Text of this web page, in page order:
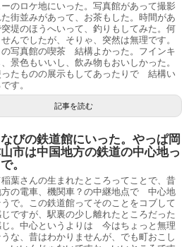
のロケ地にいった。写真館があって撮影
街並みがあって、お茶もした。時間があ
突堤のほうへいって、釣りもしてみた。何
んでしたが、そりゃ、突然は無理です。
の写真館の喫茶 結構よかった。フインキ
景色もいいし、飲み物もおいしかった。
ったものの展示もしてあったりで 結構い
す。
記事を読む
びの鉄道館にいった。やっぱ岡
市は中国地方の鉄道の中心地っ
。
葉さんの生まれたところってことで、昔
方の電車、機関車？の中継地点で 中心地
で。この鉄道館ってそのことをコブして
ですが、駅裏の少し離れたところだった
じ。中心というよりは 今はちょっと無理
な、昔はわかりませんが、でも町おこし